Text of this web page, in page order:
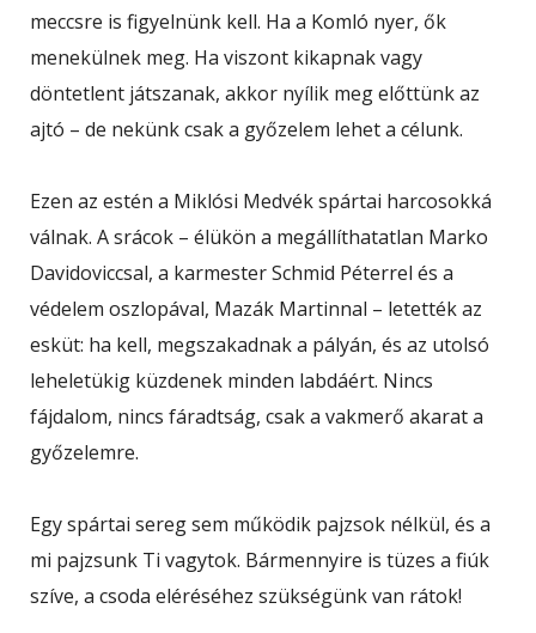
meccsre is figyelnünk kell. Ha a Komló nyer, ők
menekülnek meg. Ha viszont kikapnak vagy
döntetlent játszanak, akkor nyílik meg előttünk az
ajtó – de nekünk csak a győzelem lehet a célunk.
Ezen az estén a Miklósi Medvék spártai harcosokká
válnak. A srácok – élükön a megállíthatatlan Marko
Davidoviccsal, a karmester Schmid Péterrel és a
védelem oszlopával, Mazák Martinnal – letették az
esküt: ha kell, megszakadnak a pályán, és az utolsó
leheletükig küzdenek minden labdáért. Nincs
fájdalom, nincs fáradtság, csak a vakmerő akarat a
győzelemre.
Egy spártai sereg sem működik pajzsok nélkül, és a
mi pajzsunk Ti vagytok. Bármennyire is tüzes a fiúk
szíve, a csoda eléréséhez szükségünk van rátok!